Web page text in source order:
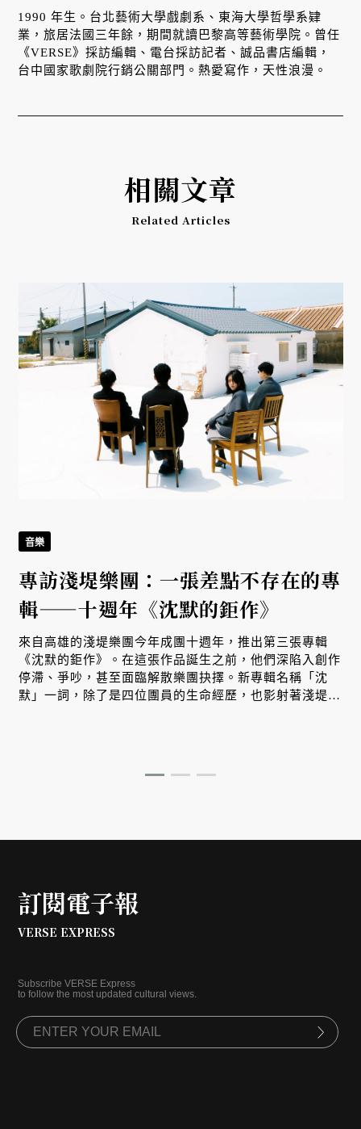
1990 年生。台北藝術大學戲劇系、東海大學哲學系肄
業，旅居法國三年餘，期間就讀巴黎高等藝術學院。曾任
《VERSE》採訪編輯、電台採訪記者、誠品書店編輯，
台中國家歌劇院行銷公關部門。熱愛寫作，天性浪漫。
相關文章
Related Articles
音樂
專訪淺堤樂團：一張差點不存在的專
輯——十週年《沈默的鉅作》
來自高雄的淺堤樂團今年成團十週年，推出第三張專輯
《沈默的鉅作》。在這張作品誕生之前，他們深陷入創作
停滯、爭吵，甚至面臨解散樂團抉擇。新專輯名稱「沈
默」一詞，除了是四位團員的生命經歷，也影射著淺堤走
訂閱電子報
VERSE EXPRESS
Subscribe VERSE Express
to follow the most updated cultural views.